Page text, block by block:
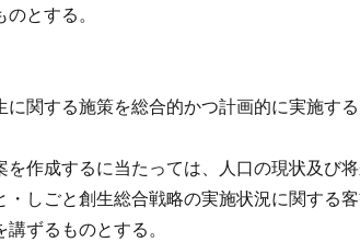
とする。
関する施策を総合的かつ計画的に実施す
作成するに当たっては、人口の現状及び
しごと創生総合戦略の実施状況に関する
ずるものとする。